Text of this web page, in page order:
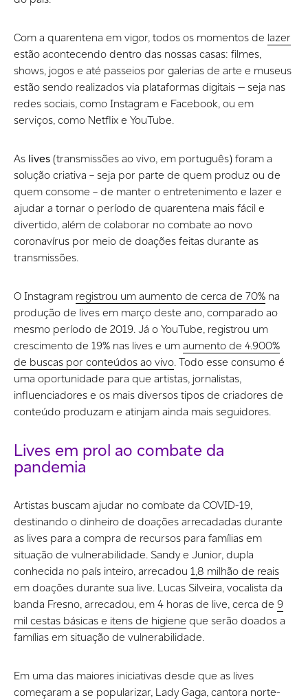
Com a quarentena em vigor, todos os momentos de lazer
estão acontecendo dentro das nossas casas: filmes,
shows, jogos e até passeios por galerias de arte e museus
estão sendo realizados via plataformas digitais — seja nas
redes sociais, como Instagram e Facebook, ou em
serviços, como Netflix e YouTube.
As lives(transmissões ao vivo, em português) foram a
solução criativa – seja por parte de quem produz ou de
quem consome – de manter o entretenimento e lazer e
ajudar a tornar o período de quarentena mais fácil e
divertido, além de colaborar no combate ao novo
coronavírus por meio de doações feitas durante as
transmissões.
O Instagram registrou um aumento de cerca de 70% na
produção de lives em março deste ano, comparado ao
mesmo período de 2019. Já o YouTube, registrou um
crescimento de 19% nas lives e umaumento de 4.900%
de buscas por conteúdos ao vivo. Todo esse consumo é
uma oportunidade para que artistas, jornalistas,
influenciadores e os mais diversos tipos de criadores de
conteúdo produzam e atinjam ainda mais seguidores.
Lives em prol ao combate da
pandemia
Artistas buscam ajudar no combate da COVID-19,
destinando o dinheiro de doações arrecadadas durante
as lives para a compra de recursos para famílias em
situação de vulnerabilidade. Sandy e Junior, dupla
conhecida no país inteiro, arrecadou 1,8 milhão de reais
em doações durante sua live. Lucas Silveira, vocalista da
banda Fresno, arrecadou, em 4 horas de live, cerca de 9
mil cestas básicas e itens de higiene que serão doados a
famílias em situação de vulnerabilidade.
Em uma das maiores iniciativas desde que as lives
começaram a se popularizar, Lady Gaga, cantora norte-